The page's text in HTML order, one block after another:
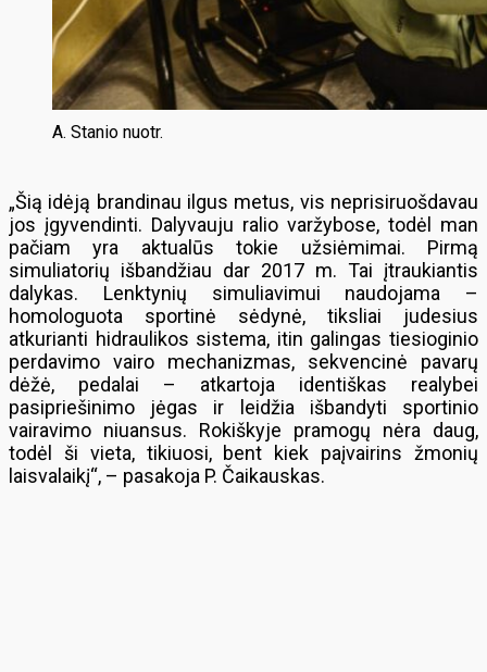
A. Stanio nuotr.
„Šią idėją brandinau ilgus metus, vis neprisiruošdavau
jos įgyvendinti. Dalyvauju ralio varžybose, todėl man
pačiam yra aktualūs tokie užsiėmimai. Pirmą
simuliatorių išbandžiau dar 2017 m. Tai įtraukiantis
dalykas. Lenktynių simuliavimui naudojama –
homologuota sportinė sėdynė, tiksliai judesius
atkurianti hidraulikos sistema, itin galingas tiesioginio
perdavimo vairo mechanizmas, sekvencinė pavarų
dėžė, pedalai – atkartoja identiškas realybei
pasipriešinimo jėgas ir leidžia išbandyti sportinio
vairavimo niuansus. Rokiškyje pramogų nėra daug,
todėl ši vieta, tikiuosi, bent kiek paįvairins žmonių
laisvalaikį“, – pasakoja P. Čaikauskas.